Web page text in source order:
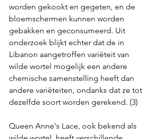
worden gekookt en gegeten, en de
bloemschermen kunnen worden
gebakken en geconsumeerd. Uit
onderzoek blijkt echter dat de in
Libanon aangetroffen variëteit van
wilde wortel mogelijk een andere
chemische samenstelling heeft dan
andere variëteiten, ondanks dat ze tot
dezelfde soort worden gerekend. (3)
Queen Anne's Lace, ook bekend als